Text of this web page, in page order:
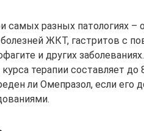
самых разных патологиях –
ЖКТ, гастритов с
и других
терапии составляет до
ли Омепразол, если его